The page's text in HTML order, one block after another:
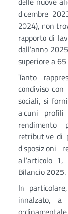
dicembre
2024), non
rapporto di
dall’anno
superiore a
Tanto
condiviso
sociali, si
alcuni
rendimento
retributive di
disposizioni
all’articolo
Bilancio 2025.
In
innalzato, a